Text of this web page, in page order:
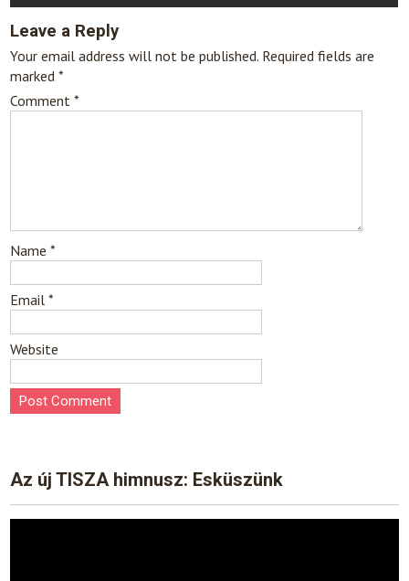
Leave a Reply
Your email address will not be published. Required fields are
marked*
Comment*
Name*
Email*
Website
Az új TISZA himnusz: Esküszünk